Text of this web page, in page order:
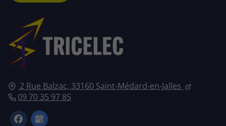
2 Rue Balzac, 33160 Saint-Médard-en-Jalles
09 70 35 97 85